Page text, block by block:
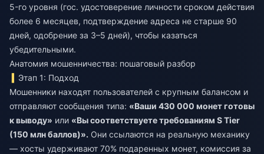
5-го уровня (гос. удостоверение личности сроком действия
более 6 месяцев, подтверждение адреса не старше 90
дней, одобрение за 3–5 дней), чтобы казаться
убедительными.
Анатомия мошенничества: пошаговый разбор
Этап 1: Подход
Мошенники находят пользователей с крупным балансом и
отправляют сообщения типа: «Ваши 430 000 монет готовы
к выводу» или «Вы соответствуете требованиям S Tier
(150 млн баллов)». Они ссылаются на реальную механику
— хосты удерживают 70% подаренных монет, комиссия за